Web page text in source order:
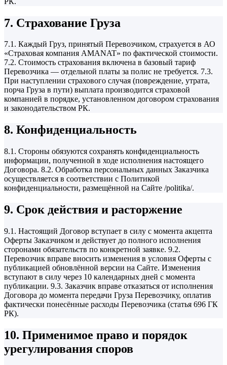
7. Страхование Груза
7.1. Каждый Груз, принятый Перевозчиком, страхуется в АО
«Страховая компания AMANAT» по фактической стоимости.
7.2. Стоимость страхования включена в базовый тариф
Перевозчика — отдельной платы за полис не требуется. 7.3.
При наступлении страхового случая (повреждение, утрата,
порча Груза в пути) выплата производится страховой
компанией в порядке, установленном договором страхования
и законодательством РК.
8. Конфиденциальность
8.1. Стороны обязуются сохранять конфиденциальность
информации, полученной в ходе исполнения настоящего
Договора. 8.2. Обработка персональных данных Заказчика
осуществляется в соответствии с Политикой
конфиденциальности, размещённой на Сайте /politika/.
9. Срок действия и расторжение
9.1. Настоящий Договор вступает в силу с момента акцепта
Оферты Заказчиком и действует до полного исполнения
сторонами обязательств по конкретной заявке. 9.2.
Перевозчик вправе вносить изменения в условия Оферты с
публикацией обновлённой версии на Сайте. Изменения
вступают в силу через 10 календарных дней с момента
публикации. 9.3. Заказчик вправе отказаться от исполнения
Договора до момента передачи Груза Перевозчику, оплатив
фактически понесённые расходы Перевозчика (статья 696 ГК
РК).
10. Применимое право и порядок
урегулирования споров